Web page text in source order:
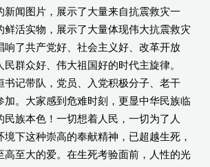
新闻图片，展示了大量来自抗震救灾一
鲜活实物，展示了大量体现伟大抗震救灾
响了共产党好、社会主义好、改革开放
群众好、伟大祖国好的时代主旋律。
记带队，党员、入党积极分子、老干
加。大家感到危难时刻，更显中华民族临
民族本色！一切想着人民，一切为了人
下这种崇高的奉献精神，已超越生死，
高至大的爱。在生死考验面前，人性的光